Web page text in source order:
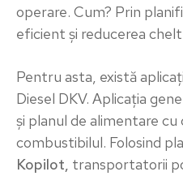
operare. Cum? Prin
eficient și reducerea
Pentru asta, există
Diesel DKV. Aplicația
și planul de alimentare cu
combustibilul. Folosind
Kopilot, transportatorii